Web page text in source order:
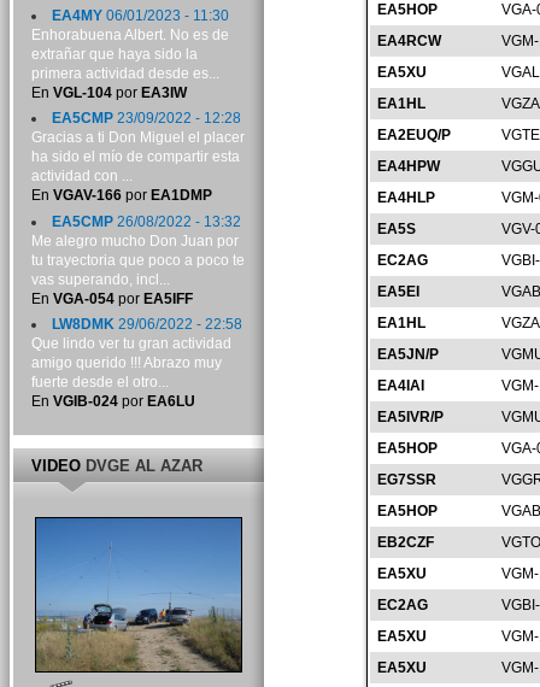
EA5HOP
EA4RCW
EA5XU
EA1HL
EA2EUQ/P
EA4HPW
EA4HLP
EA5S
VGV-
EC2AG
EA5EI
EA1HL
EA5JN/P
EA4IAI
EA5IVR/P
EA5HOP
EG7SSR
EA5HOP
EB2CZF
EA5XU
EC2AG
EA5XU
EA5XU
EA4MY06/01/2023 - 11:30
Enhorabuena Albert. No es de
extrañar que haya sido la
primera actividad desde es...
En VGL-104por EA3IW
EA5CMP23/09/2022 - 12:28
Gracias a ti Don Miguel el placer
ha sido el mío de compartir esta
actividad con ...
En VGAV-166por EA1DMP
EA5CMP26/08/2022 - 13:32
Me alegro mucho Don Juan por
tu trayectoria que poco a poco te
vas superando, incl...
En VGA-054por EA5IFF
LW8DMK29/06/2022 - 22:58
Que lindo ver tu gran actividad
amigo querido !!! Abrazo muy
fuerte desde el otro...
En VGIB-024por EA6LU
VIDEODVGE AL AZAR